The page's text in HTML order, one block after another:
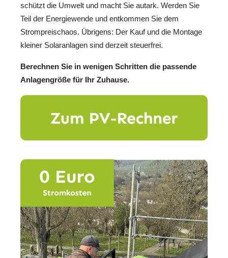
schützt die Umwelt und macht Sie autark. Werden Sie
Teil der Energiewende und entkommen Sie dem
Strompreischaos. Übrigens: Der Kauf und die Montage
kleiner Solaranlagen sind derzeit steuerfrei.
Berechnen Sie in wenigen Schritten die passende
Anlagengröße für Ihr Zuhause.